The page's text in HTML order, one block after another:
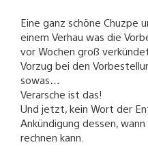
Eine ganz schöne Chuzpe
einem Verhau was die
vor Wochen groß
Vorzug bei den
sowas…
Verarsche ist das!
Und jetzt, kein Wort der
Ankündigung dessen,
rechnen kann.